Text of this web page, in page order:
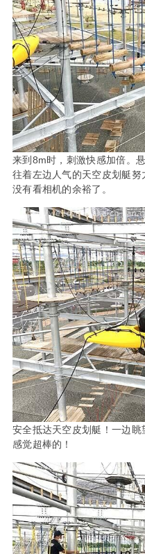
来到8m时，刺激快感加倍。
往着左边人气的天空皮划艇
没有看相机的余裕了。
安全抵达天空皮划艇！一边眺
感觉超棒的！